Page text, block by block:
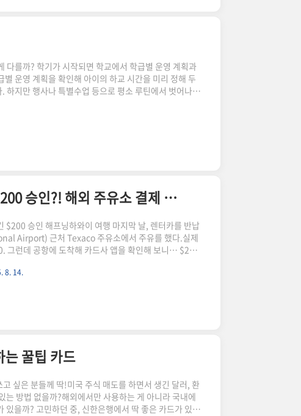
다를까? 학기가 시작되면 학교에서 학급별 운영 계획과
운영 계획을 확인해 아이의 하교 시간을 미리 정해 두
하지만 행사나 특별수업 등으로 평소 루틴에서 벗어나는
지 미리 살펴보게 되었고, 자연스럽게 학년별 시간표도
당 수업 시수가 동일하기 때문이다. 그래서 초등학교
년을 중학년, 5~6학년..
🏝️하와이 코나 공항 Texaco 주유소에서 $200 승인?! 해외 주유소 결제 구조와 여행 팁
$200 승인 해프닝하와이 여행 마지막 날, 렌터카를 반납
Airport) 근처 Texaco 주유소에서 주유를 했다.실제
그런데 공항에 도착해 카드사 앱을 확인해 보니… $200
정이 단순했고, 금액 차이 없이 즉시 승인되었다. 하지
Dr, Kailua-Kona, HI 96740 ..
8. 14.
는 꿀팁 카드
싶은 분들께 딱!미국 주식 매도를 하면서 생긴 달러, 환
는 방법 없을까?해외에서만 사용하는 게 아니라 국내에
있을까? 고민하던 중, 신한은행에서 딱 좋은 카드가 있다